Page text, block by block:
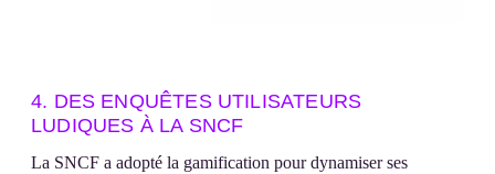
4. DES ENQUÊTES UTILISATEURS
LUDIQUES À LA SNCF
La SNCF a adopté la gamification pour dynamiser ses